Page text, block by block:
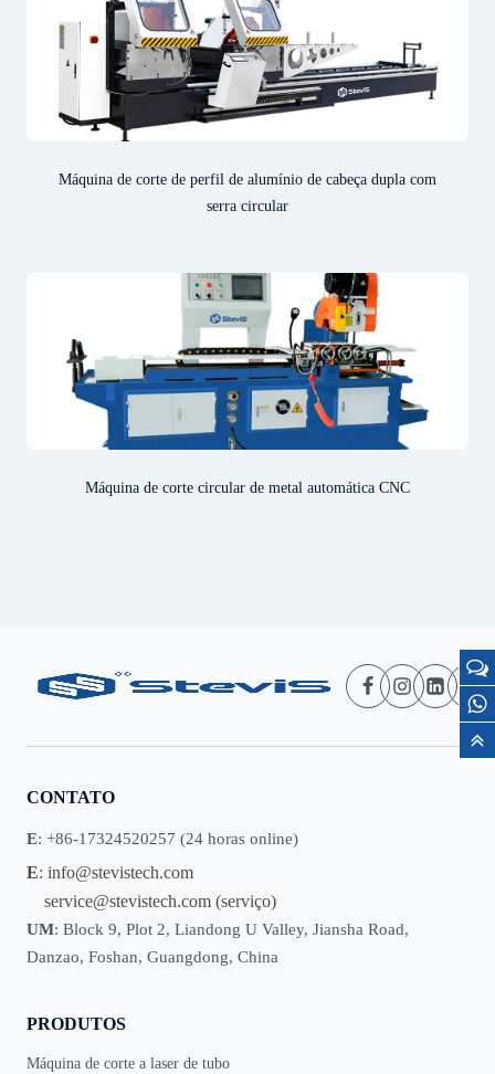
Máquina de corte de perfil de alumínio de cabeça dupla com
serra circular
Máquina de corte circular de metal automática CNC
CONTATO
E: +86-17324520257 (24 horas online)
E: info@stevistech.com
service@stevistech.com (serviço)
UM: Block 9, Plot 2, Liandong U Valley, Jiansha Road,
Danzao, Foshan, Guangdong, China
PRODUTOS
Máquina de corte a laser de tubo